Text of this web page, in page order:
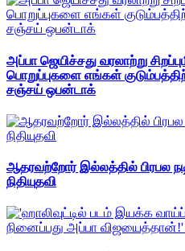
அப்பா ஜெயிச்சது வரலாற்று
பொறுப்புகளை எங்கள்
சஞ்சய் ஒபன்டாக்
ஆதரவற்றோர் இல்லத்தில் பிரபல
நிதியுதவி